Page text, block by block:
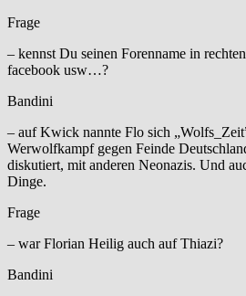
Frage
– kennst Du seinen Forenname in
facebook usw…?
Bandini
– auf Kwick nannte Flo sich
Werwolfkampf gegen Feinde
diskutiert, mit anderen Neonazis. Und
Dinge.
Frage
– war Florian Heilig auch auf Thiazi?
Bandini